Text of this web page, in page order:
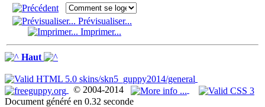
Prévisualiser...
Imprimer...
Haut
© 2004-2014
Document généré en 0.32 seconde